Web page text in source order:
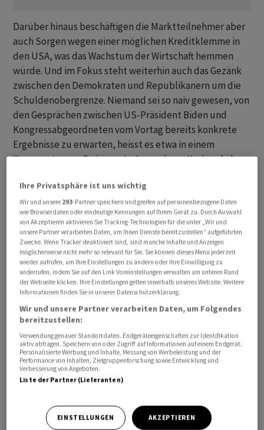
Darüber hinaus beschäftigen die Marktteilnehmer aber
auch Sorgen wegen einer möglichen Kreditklemme in
den USA, was das Wachstum der Wirtschaft hemmen
würde. Und im Fokus steht weiterhin auch das Gezänk
zwischen den Demokraten und Republikanern um die
Schuldenobergrenze. Niemand sei so naiv gewesen, von
den Gesprächen zwischen US-Präsident Biden und
Kongressabgeordneten vom Vortag bereits konkrete
Ergebnisse zu erwarten, heisst es etwa in einem
Kommentar von Swissquote. In gewissen Kreisen habe
diese Frage zumindest bis zum Ende des Fiskaljahres im
September aufgeschoben werden könnte.
Der SMI notiert um 10.50 Uhr 0,33 Prozent tiefer bei
11'508,09 Punkten. Der SLI, der die 30 wichtigsten
Aktien umfasst, verliert 0,16 Prozent auf 1790,53 Punkte
und der breite SPI 0,40 Prozent auf 15'178,56 Punkte. Im
SLI kommen auf 22 Verlierer 8 Gewinner.
Ihre Privatsphäre ist uns wichtig
Wir und unsere 293-Partner speichern und greifen auf personenbezogene Daten
wie Browserdaten oder eindeutige Kennungen auf Ihrem Gerät zu. Durch Auswahl
von Akzeptieren aktivieren Sie Tracking-Technologien für die unter „Wir und
unsere Partner verarbeiten Daten, um Ihnen Dienste bereitzustellen“ aufgeführten
Zwecke. Wenn Tracker deaktiviert sind, sind manche Inhalte und Anzeigen
möglicherweise nicht mehr so relevant für Sie. Sie können dieses Menü jederzeit
wieder aufrufen, um Ihre Einstellungen zu ändern oder Ihre Einwilligung zu
widerrufen, indem Sie auf den Link Voreinstellungen verwalten am unteren Rand
der Webseite klicken. Ihre Einstellungen gelten innerhalb unseres Website. Weitere
Informationen finden Sie in unserer Datenschutzerklärung.
Wir und unsere Partner verarbeiten Daten, um Folgendes
bereitzustellen:
Verwendung genauer Standortdaten. Endgeräteeigenschaften zur Identifikation
aktiv abfragen. Speichern von oder Zugriff auf Informationen auf einem Endgerät.
Personalisierte Werbung und Inhalte, Messung von Werbeleistung und der
Performance von Inhalten, Zielgruppenforschung sowie Entwicklung und
Verbesserung von Angeboten.
Liste der Partner (Lieferanten)
EINSTELLUNGEN AKZEPTIEREN